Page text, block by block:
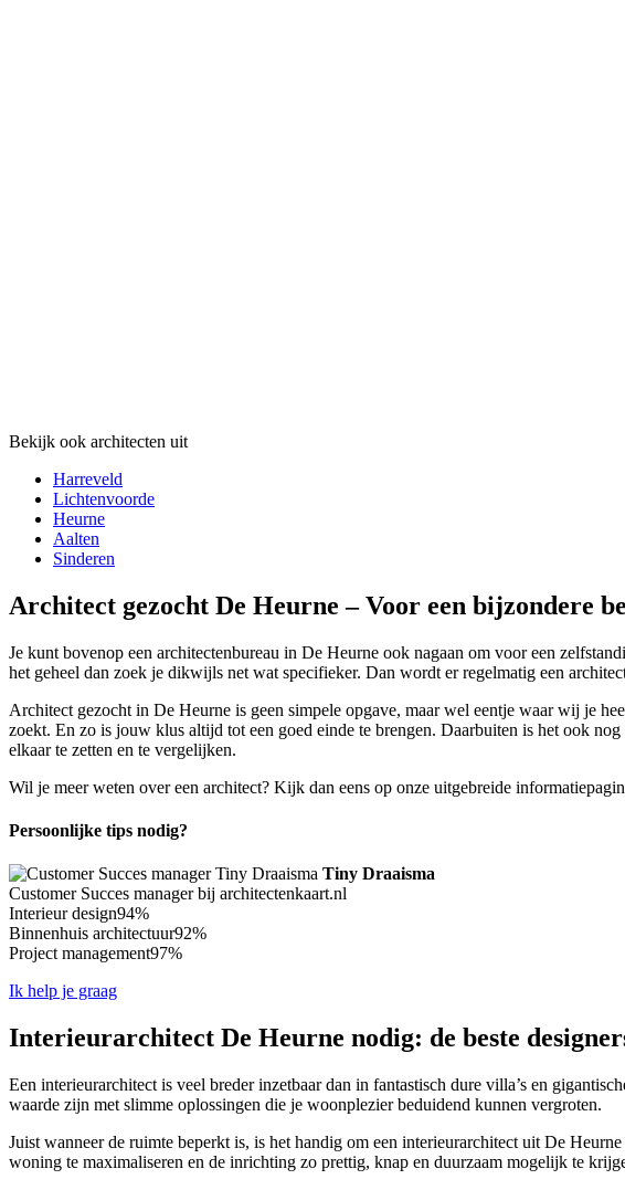
Bekijk ook architecten uit
Harreveld
Lichtenvoorde
Heurne
Aalten
Sinderen
Architect gezocht De Heurne – Voor een bijzondere
Je kunt bovenop een architectenbureau in De Heurne ook nagaan om voor een
het geheel dan zoek je dikwijls net wat specifieker. Dan wordt er regelmatig een
Architect gezocht in De Heurne is geen simpele opgave, maar wel eentje waar wij je
zoekt. En zo is jouw klus altijd tot een goed einde te brengen. Daarbuiten is het ook
elkaar te zetten en te vergelijken.
Wil je meer weten over een architect? Kijk dan eens op onze uitgebreide
Persoonlijke tips nodig?
Tiny Draaisma
Customer Succes manager bij architectenkaart.nl
Interieur design94%
Binnenhuis architectuur92%
Project management97%
Ik help je graag
Interieurarchitect De Heurne nodig: de beste
Een interieurarchitect is veel breder inzetbaar dan in fantastisch dure villa’s en
waarde zijn met slimme oplossingen die je woonplezier beduidend kunnen vergroten.
Juist wanneer de ruimte beperkt is, is het handig om een interieurarchitect uit De
woning te maximaliseren en de inrichting zo prettig, knap en duurzaam mogelijk te